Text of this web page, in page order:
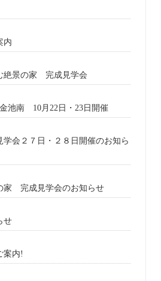
内
絶景の家 完成見学会
池南 10月22日・23日開催
会２７日・２８日開催のお知ら
家 完成見学会のお知らせ
せ
案内!